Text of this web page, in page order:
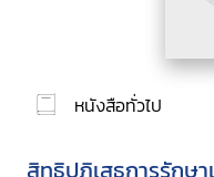
หนังสือทั่วไป